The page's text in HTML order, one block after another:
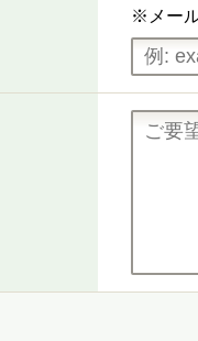
※メー